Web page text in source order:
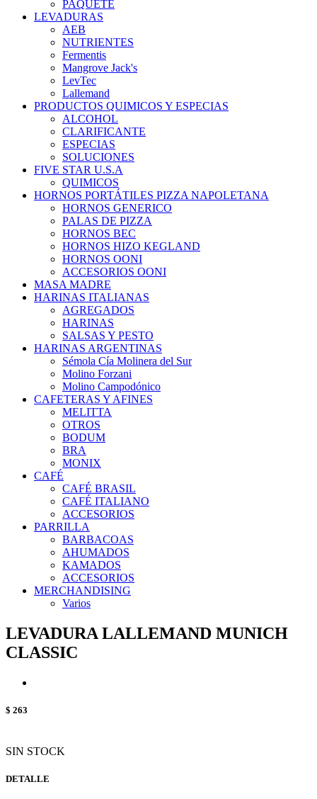
PAQUETE
LEVADURAS
AEB
NUTRIENTES
Fermentis
Mangrove Jack's
LevTec
Lallemand
PRODUCTOS QUIMICOS Y ESPECIAS
ALCOHOL
CLARIFICANTE
ESPECIAS
SOLUCIONES
FIVE STAR U.S.A
QUIMICOS
HORNOS PORTÁTILES PIZZA NAPOLETANA
HORNOS GENERICO
PALAS DE PIZZA
HORNOS BEC
HORNOS HIZO KEGLAND
HORNOS OONI
ACCESORIOS OONI
MASA MADRE
HARINAS ITALIANAS
AGREGADOS
HARINAS
SALSAS Y PESTO
HARINAS ARGENTINAS
Sémola Cía Molinera del Sur
Molino Forzani
Molino Campodónico
CAFETERAS Y AFINES
MELITTA
OTROS
BODUM
BRA
MONIX
CAFÉ
CAFÉ BRASIL
CAFÉ ITALIANO
ACCESORIOS
PARRILLA
BARBACOAS
AHUMADOS
KAMADOS
ACCESORIOS
MERCHANDISING
Varios
LEVADURA LALLEMAND MUNICH
CLASSIC
$ 263
SIN STOCK
DETALLE